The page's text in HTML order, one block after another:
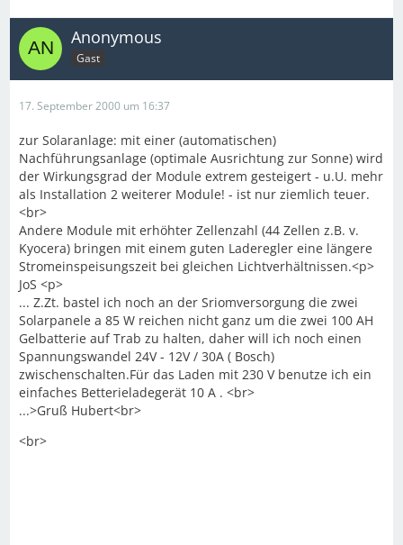
Anonymous
Gast
17. September 2000 um 16:37
zur Solaranlage: mit einer (automatischen)
Nachführungsanlage (optimale Ausrichtung zur Sonne) wird
der Wirkungsgrad der Module extrem gesteigert - u.U. mehr
als Installation 2 weiterer Module! - ist nur ziemlich teuer.
<br>
Andere Module mit erhöhter Zellenzahl (44 Zellen z.B. v.
Kyocera) bringen mit einem guten Laderegler eine längere
Stromeinspeisungszeit bei gleichen Lichtverhältnissen.<p>
JoS <p>
... Z.Zt. bastel ich noch an der Sriomversorgung die zwei
Solarpanele a 85 W reichen nicht ganz um die zwei 100 AH
Gelbatterie auf Trab zu halten, daher will ich noch einen
Spannungswandel 24V - 12V / 30A ( Bosch)
zwischenschalten.Für das Laden mit 230 V benutze ich ein
einfaches Betterieladegerät 10 A . <br>
...>Gruß Hubert<br>
<br>